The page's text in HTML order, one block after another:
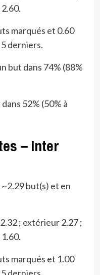
marqués et 0.60
derniers.
but dans 74% (88%
52% (50% à
– Inter
but(s) et en
; extérieur 2.27 ;
marqués et 1.00